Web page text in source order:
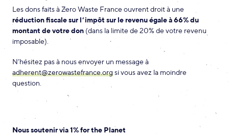
Les dons faits à Zero Waste France ouvrent droit à une
réduction fiscale sur l’impôt sur le revenu égale à 66% du
montant de votre don (dans la limite de 20% de votre revenu
imposable).
N’hésitez pas à nous envoyer un message à
adherent@zerowastefrance.orgsi vous avez la moindre
question.
Nous soutenir via 1% for the Planet